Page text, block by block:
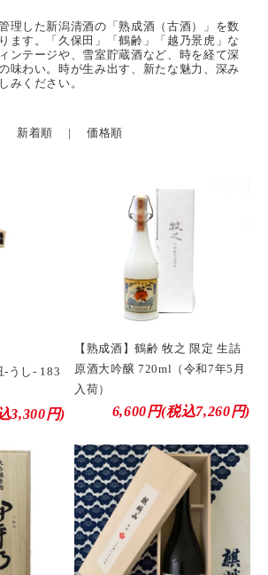
理した新潟清酒の「熟成酒（古酒）」を数
ます。「久保田」「鶴齢」「越乃景虎」な
ンテージや、雪室貯蔵酒など、時を経て深
味わい。時が生み出す、新たな魅力、深み
みください。
新着順 |価格順
-うし- 183
3,300円)
【熟成酒】鶴齢 牧之 限定 生詰
原酒大吟醸 720ml（令和7年5月
入荷）
6,600円(税込7,260円)